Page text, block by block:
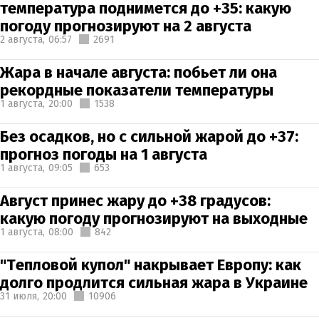
температура поднимется до +35: какую
погоду прогнозируют на 2 августа
2 августа, 06:57 2691
Жара в начале августа: побьет ли она
рекордные показатели температуры
1 августа, 20:00 1538
Без осадков, но с сильной жарой до +37:
прогноз погоды на 1 августа
1 августа, 09:05 653
Август принес жару до +38 градусов:
какую погоду прогнозируют на выходные
1 августа, 08:00 842
"Тепловой купол" накрывает Европу: как
долго продлится сильная жара в Украине
31 июля, 20:00 10906